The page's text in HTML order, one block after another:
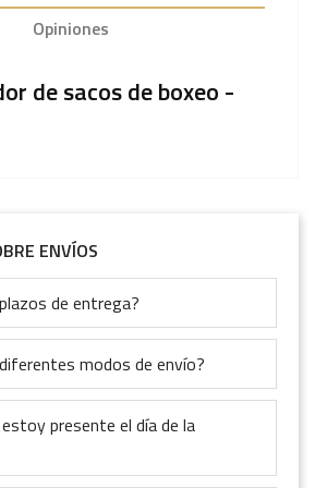
Opiniones
de sacos de boxeo -
ENVÍOS
de entrega?
modos de envío?
presente el día de la